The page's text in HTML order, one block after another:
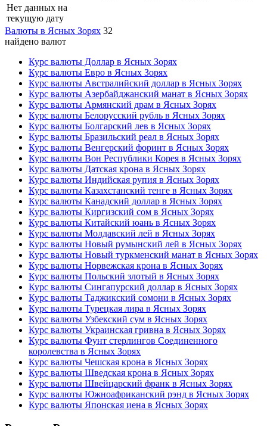
Нет данных на
текущую дату
Валюты в Ясных Зорях 32
найдено валют
Курс валюты Доллар в Ясных Зорях
Курс валюты Евро в Ясных Зорях
Курс валюты Австралийский доллар в Ясных Зорях
Курс валюты Азербайджанский манат в Ясных Зорях
Курс валюты Армянский драм в Ясных Зорях
Курс валюты Белорусский рубль в Ясных Зорях
Курс валюты Болгарский лев в Ясных Зорях
Курс валюты Бразильский реал в Ясных Зорях
Курс валюты Венгерский форинт в Ясных Зорях
Курс валюты Вон Республики Корея в Ясных Зорях
Курс валюты Датская крона в Ясных Зорях
Курс валюты Индийская рупия в Ясных Зорях
Курс валюты Казахстанский тенге в Ясных Зорях
Курс валюты Канадский доллар в Ясных Зорях
Курс валюты Киргизский сом в Ясных Зорях
Курс валюты Китайский юань в Ясных Зорях
Курс валюты Молдавский лей в Ясных Зорях
Курс валюты Новый румынский лей в Ясных Зорях
Курс валюты Новый туркменский манат в Ясных Зорях
Курс валюты Норвежская крона в Ясных Зорях
Курс валюты Польский злотый в Ясных Зорях
Курс валюты Сингапурский доллар в Ясных Зорях
Курс валюты Таджикский сомони в Ясных Зорях
Курс валюты Турецкая лира в Ясных Зорях
Курс валюты Узбекский сум в Ясных Зорях
Курс валюты Украинская гривна в Ясных Зорях
Курс валюты Фунт стерлингов Соединенного
королевства в Ясных Зорях
Курс валюты Чешская крона в Ясных Зорях
Курс валюты Шведская крона в Ясных Зорях
Курс валюты Швейцарский франк в Ясных Зорях
Курс валюты Южноафриканский рэнд в Ясных Зорях
Курс валюты Японская иена в Ясных Зорях